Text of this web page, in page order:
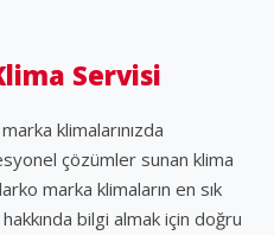
Servisi
klimalarınızda
çözümler sunan klima
marka klimaların en sık
hakkında bilgi almak için doğru